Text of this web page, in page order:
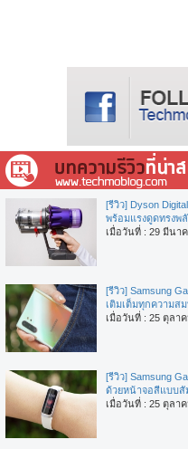
[รีวิว] Dyson
พร้อมแรงดูดทรงพ
เมื่อวันที่ : 29 มีนา
[รีวิว] Samsung
เติมเต็มทุกความส
เมื่อวันที่ : 25 ตุลา
[รีวิว] Samsung
ด้วยหน้าจอสีแบบสั
เมื่อวันที่ : 25 ตุลา